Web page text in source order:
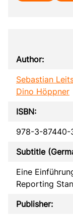
Author:
Sebastian
Dino Höppner
ISBN:
978-3-87440-
Subtitle
Eine
Reporting
Publisher: